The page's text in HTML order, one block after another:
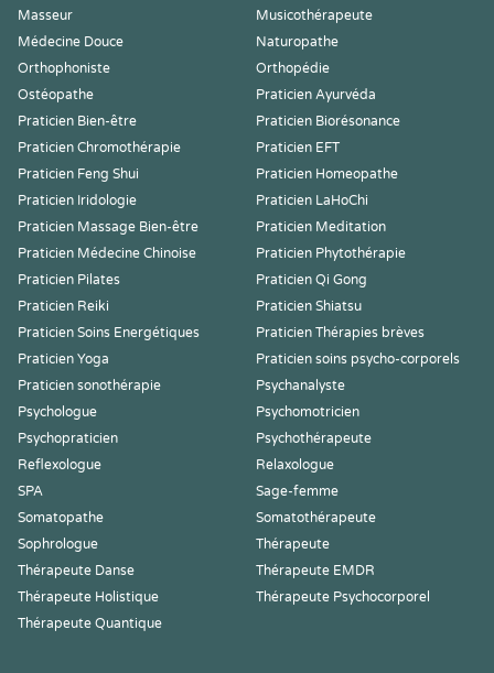
Masseur
Musicothérapeute
Médecine Douce
Naturopathe
Orthophoniste
Orthopédie
Ostéopathe
Praticien Ayurvéda
Praticien Bien-être
Praticien Biorésonance
Praticien Chromothérapie
Praticien EFT
Praticien Feng Shui
Praticien Homeopathe
Praticien Iridologie
Praticien LaHoChi
Praticien Massage Bien-être
Praticien Meditation
Praticien Médecine Chinoise
Praticien Phytothérapie
Praticien Pilates
Praticien Qi Gong
Praticien Reiki
Praticien Shiatsu
Praticien Soins Energétiques
Praticien Thérapies brèves
Praticien Yoga
Praticien soins psycho-corporels
Praticien sonothérapie
Psychanalyste
Psychologue
Psychomotricien
Psychopraticien
Psychothérapeute
Reflexologue
Relaxologue
SPA
Sage-femme
Somatopathe
Somatothérapeute
Sophrologue
Thérapeute
Thérapeute Danse
Thérapeute EMDR
Thérapeute Holistique
Thérapeute Psychocorporel
Thérapeute Quantique